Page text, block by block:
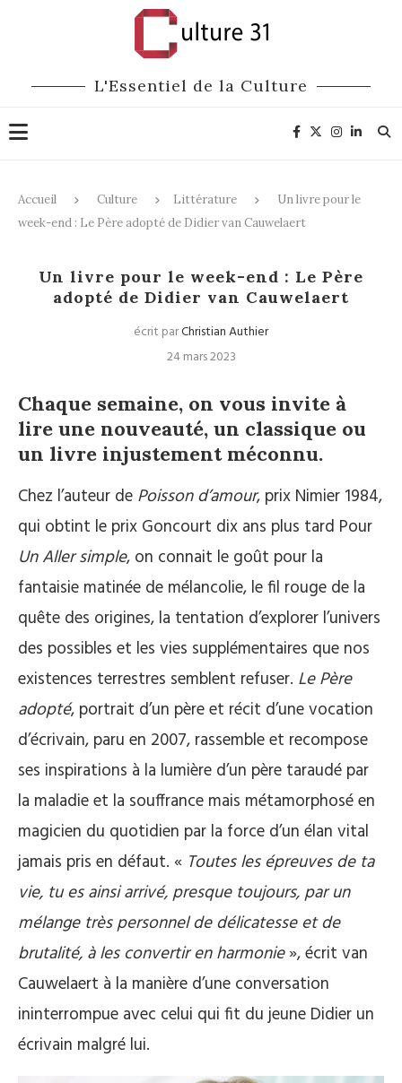
L'Essentiel de la Culture
Accueil Culture Littérature
Un livre pour le
week-end : Le Père adopté de Didier van Cauwelaert
Un livre pour le week-end : Le Père
adopté de Didier van Cauwelaert
écrit parChristian Authier
24 mars 2023
Chaque semaine, on vous invite à
lire une nouveauté, un classique ou
un livre injustement méconnu.
Chez l’auteur de Poisson d’amour, prix Nimier 1984,
qui obtint le prix Goncourt dix ans plus tard Pour
Un Aller simple, on connait le goût pour la
fantaisie matinée de mélancolie, le fil rouge de la
quête des origines, la tentation d’explorer l’univers
des possibles et les vies supplémentaires que nos
existences terrestres semblent refuser. Le Père
adopté, portrait d’un père et récit d’une vocation
d’écrivain, paru en 2007, rassemble et recompose
ses inspirations à la lumière d’un père taraudé par
la maladie et la souffrance mais métamorphosé en
magicien du quotidien par la force d’un élan vital
jamais pris en défaut. « Toutes les épreuves de ta
vie, tu es ainsi arrivé, presque toujours, par un
mélange très personnel de délicatesse et de
brutalité, à les convertir en harmonie», écrit van
Cauwelaert à la manière d’une conversation
ininterrompue avec celui qui fit du jeune Didier un
écrivain malgré lui.